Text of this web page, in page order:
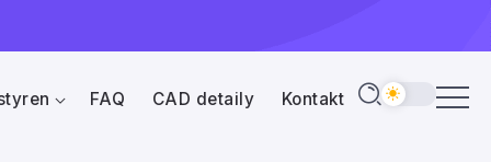
FAQ CAD detaily Kontakt